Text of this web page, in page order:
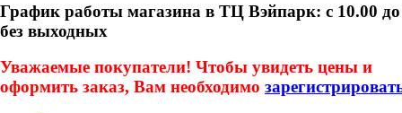
График работы магазина в ТЦ Вэйпарк: с 10.00 до
без выходных
Уважаемые покупатели! Чтобы увидеть цены и
оформить заказ, Вам необходимо